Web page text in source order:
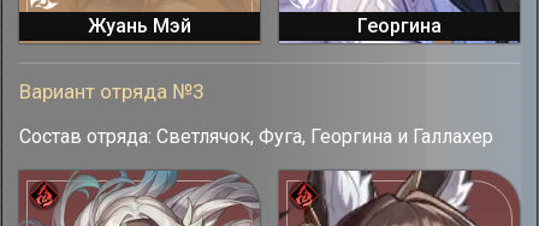
Жуань Мэй Георгина
Вариант отряда №3
Состав отряда: Светлячок, Фуга, Георгина и Галлахер